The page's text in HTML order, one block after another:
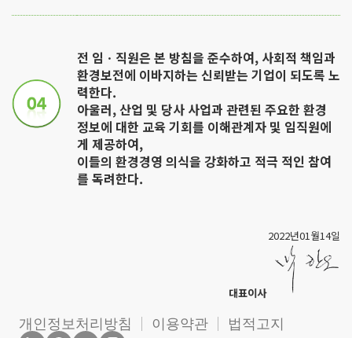
전 임ㆍ직원은 본 방침을 준수하여, 사회적 책임과
환경보전에 이바지하는 신뢰받는 기업이 되도록 노
력한다.
아울러, 산업 및 당사 사업과 관련된 주요한 환경
정보에 대한 교육 기회를 이해관계자 및 임직원에
게 제공하여,
이들의 환경경영 의식을 강화하고 적극 적인 참여
를 독려한다.
2022년01월14일
대표이사
개인정보처리방침 이용약관 법적고지